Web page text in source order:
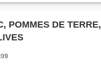
POMMES DE TERRE,